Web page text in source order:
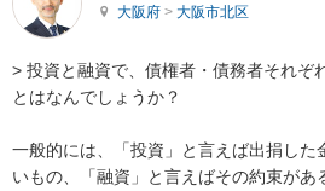
大阪府 > 大阪市北区
> 投資と融資で、債権者・債務者それぞ
とはなんでしょうか？
一般的には、「投資」と言えば出捐した
いもの、「融資」と言えばその約束があ